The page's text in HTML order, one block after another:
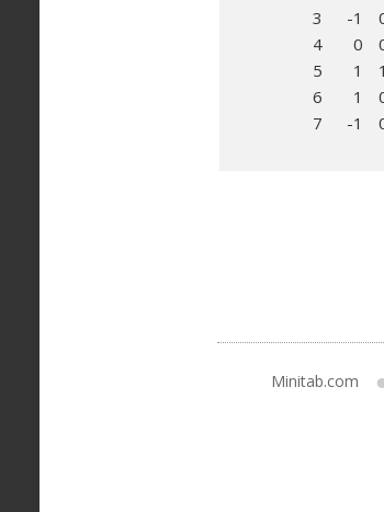
3
-1
4
0
5
1
6
1
7
-1
Minitab.com